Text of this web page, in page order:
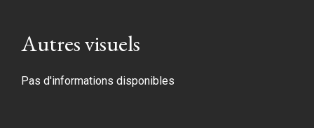
Autres visuels
Pas d'informations disponibles